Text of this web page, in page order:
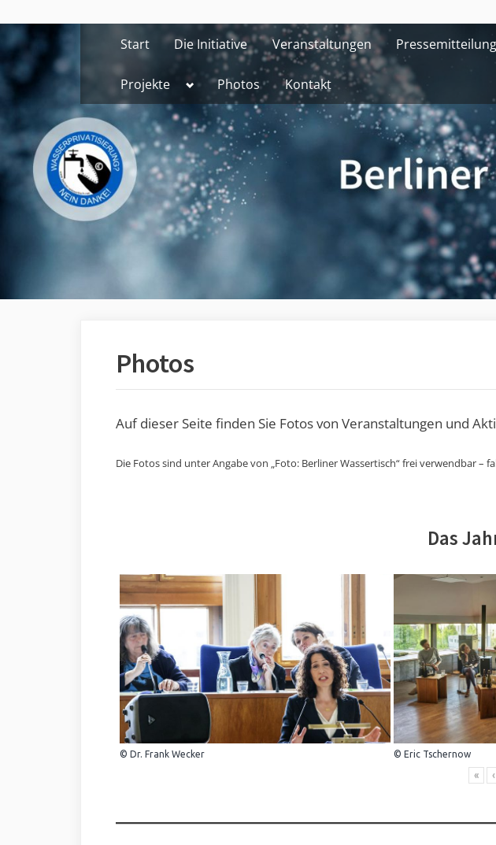
to
content
Start Die Initiative Veranstaltungen
Projekte Toggle
menu
Photos Kontakt
Photos
Auf dieser Seite finden Sie Fotos von Veranstaltungen und
Die Fotos sind unter Angabe von „Foto: Berliner Wassertisch“ frei verwendbar –
Das
© Dr. Frank Wecker © Eric Tschernow
« ‹